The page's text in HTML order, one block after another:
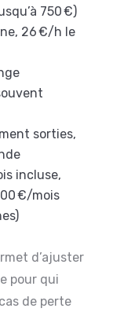
750 €)
26 €/h le
sorties,
incluse,
€/mois
d’ajuster
pour qui
de perte